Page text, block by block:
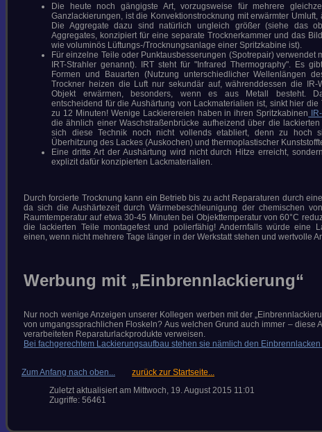
Die heute noch gängigste Art, vorzugsweise für mehrere
Ganzlackierungen, ist die Konvektionstrocknung mit erwärmter
Die Aggregate dazu sind natürlich ungleich größer (siehe das
Aggregates, konzipiert für eine separate Trocknerkammer und das
wie voluminös Lüftungs-/Trocknungsanlage einer Spritzkabine ist).
Für einzelne Teile oder Punktausbesserungen (Spotrepair) verwendet
IRT-Strahler genannt). IRT steht für "Infrared Thermography". Es
Formen und Bauarten (Nutzung unterschiedlicher Wellenlängen
Trockner heizen die Luft nur sekundär auf, währenddessen die IR-
Objekt erwärmen, besonders, wenn es aus Metall besteht.
entscheidend für die Aushärtung von Lackmaterialien ist, sinkt hier
zu 12 Minuten! Wenige Lackierereien haben in ihren Spritzkabinen
die ähnlich einer Waschstraßenbrücke aufheizend über die
sich diese Technik noch nicht vollends etabliert, denn zu hoch
Überhitzung des Lackes (Auskochen) und thermoplastischer
Eine dritte Art der Aushärtung wird nicht durch Hitze erreicht,
explizit dafür konzipierten Lackmaterialien.
Durch forcierte Trocknung kann ein Betrieb bis zu acht Reparaturen durch
da sich die Aushärtezeit durch Wärmebeschleunigung der chemischen
Raumtemperatur auf etwa 30-45 Minuten bei Objekttemperatur von 60°C
die lackierten Teile montagefest und polierfähig! Andernfalls würde eine
einen, wenn nicht mehrere Tage länger in der Werkstatt stehen und wertvolle
Werbung mit „Einbrennlackierung“
Nur noch wenige Anzeigen unserer Kollegen werben mit der
von umgangssprachlichen Floskeln? Aus welchen Grund auch immer –
verarbeiteten Reparaturlackprodukte verweisen.
Bei fachgerechtem Lackierungsaufbau stehen sie nämlich den
Zum Anfang nach oben...
zurück zur Startseite...
Zuletzt aktualisiert am Mittwoch, 19. August 2015 11:01
Zugriffe: 56461